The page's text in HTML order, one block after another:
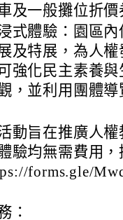
及一般攤位折價
式體驗：園區
及特展，為人
強化民主素養
，並利用團體
動旨在推廣人
驗均無需費用
forms.gle/
：